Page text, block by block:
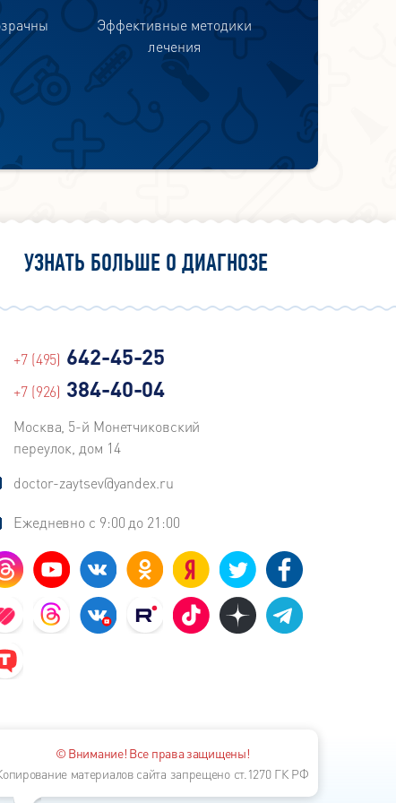
Эффективные методики
лечения
УЗНАТЬ БОЛЬШЕ О ДИАГНОЗЕ
+7 (495) 642-45-25
+7 (926) 384-40-04
Москва, 5-й Монетчиковский
переулок, дом 14
doctor-zaytsev@yandex.ru
Ежедневно с 9:00 до 21:00
© Внимание! Все права защищены!
материалов сайта запрещено ст.1270 ГК РФ